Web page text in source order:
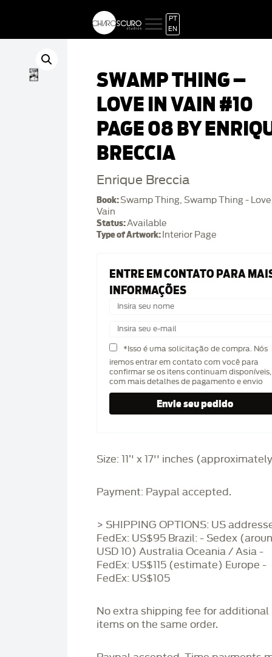
PT
EN
SWAMP THING –
LOVE IN VAIN #10
PAGE 08 BY
BRECCIA
Enrique Breccia
Book:Swamp Thing, Swamp Thing -
Vain
Status:Available
Type of Artwork: Interior Page
ENTRE EM CONTATO PARA
INFORMAÇÕES
*Isso é uma solicitação de compra. Nós
iremos entrar em contato com você para
confirmar se os itens continuam disponíveis,
com mais detalhes de pagamento e envio
Size: 11’' x 17'' inches
Payment: Paypal accepted.
> SHIPPING OPTIONS: US
FedEx: US$95 Brazil: - Sedex
USD 10) Australia Oceania / Asia -
FedEx: US$115 (estimate) Europe -
FedEx: US$105
No extra shipping fee for additional
items on the same order.